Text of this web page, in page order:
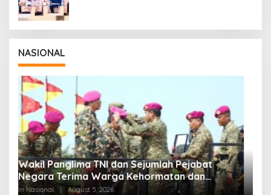
NASIONAL
Panglima TNI Dampingi Menko Polkam
Sampaikan Imbauan Jaga Kondusivitas
Bangsa
In Nasional | August 5, 2026